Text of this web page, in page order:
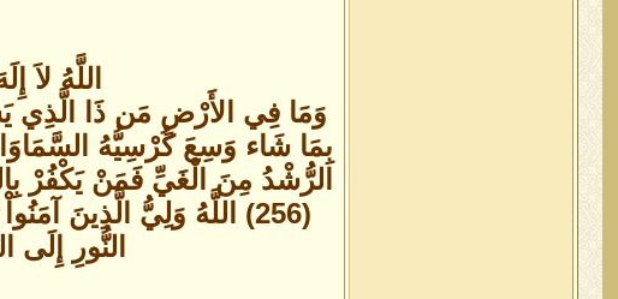
اللَّهُ لاَ
وَمَا فِي الأَرْضِ مَن ذَا الَّذِي
الرُّشْدُ مِنَ الْغَيِّ فَمَنْ يَكْفُرْ
(256) اللَّهُ وَلِيُّ الَّذِينَ
النُّورِ إِلَى